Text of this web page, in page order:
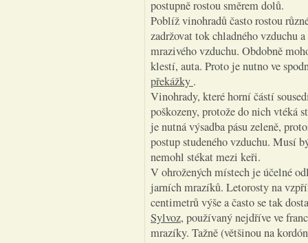
postupně rostou směrem dolů.
Poblíž vinohradů často rostou
zadržovat tok chladného vzduchu
mrazivého vzduchu. Obdobně
klestí, auta. Proto je nutno ve
překážky .
Vinohrady, které horní částí
poškozeny, protože do nich vtéká
je nutná výsadba pásu zeleně,
postup studeného vzduchu. Musí
nemohl stékat mezi keři.
V ohrožených místech je účelné
jarních mrazíků. Letorosty na
centimetrů výše a často se tak
Sylvoz, používaný nejdříve ve
mrazíky. Tažně (většinou na